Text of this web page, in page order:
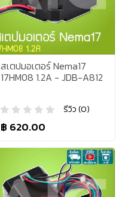
สเตปมอเตอร์ Nema17
17HM08 1.2A - JDB-A812
รีวิว (0)
฿ 620.00